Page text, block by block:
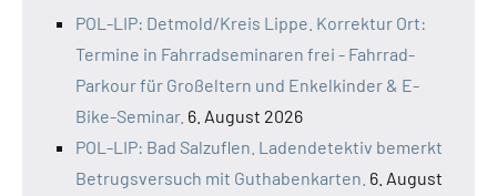
POL-LIP: Detmold/Kreis Lippe. Korrektur Ort:
Termine in Fahrradseminaren frei - Fahrrad-
Parkour für Großeltern und Enkelkinder & E-
Bike-Seminar. 6. August 2026
POL-LIP: Bad Salzuflen. Ladendetektiv bemerkt
Betrugsversuch mit Guthabenkarten. 6. August